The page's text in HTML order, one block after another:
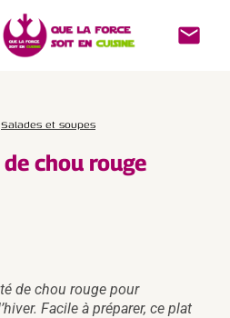
de chou rouge pour
Facile à préparer, ce plat
Salades et soupes
chou rouge